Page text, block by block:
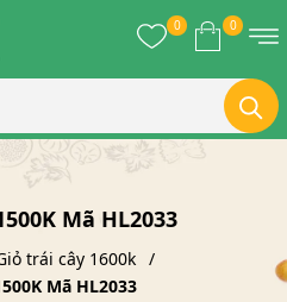
0 0
Mã HL2033
trái cây 1600k
Mã HL2033